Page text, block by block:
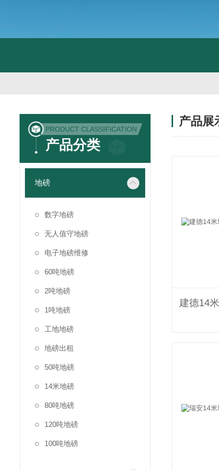
PRODUCT CLASSIFICATION
产品分类
地磅
数字地磅
无人值守地磅
电子地磅维修
60吨地磅
2吨地磅
1吨地磅
工地地磅
地磅出租
50吨地磅
14米地磅
80吨地磅
120吨地磅
100吨地磅
产品展